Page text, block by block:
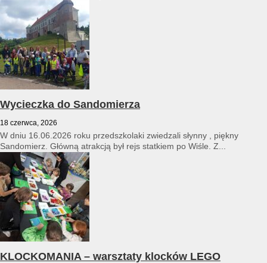
Wycieczka do Sandomierza
18 czerwca, 2026
W dniu 16.06.2026 roku przedszkolaki zwiedzali słynny , piękny
Sandomierz. Główną atrakcją był rejs statkiem po Wiśle. Z...
KLOCKOMANIA – warsztaty klocków LEGO